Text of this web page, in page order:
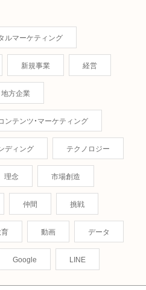
ルマーケティング
新規事業 経営
地方企業
ンテンツ・マーケティング
ディング テクノロジー
理念 市場創造
仲間 挑戦
動画 データ
Google LINE